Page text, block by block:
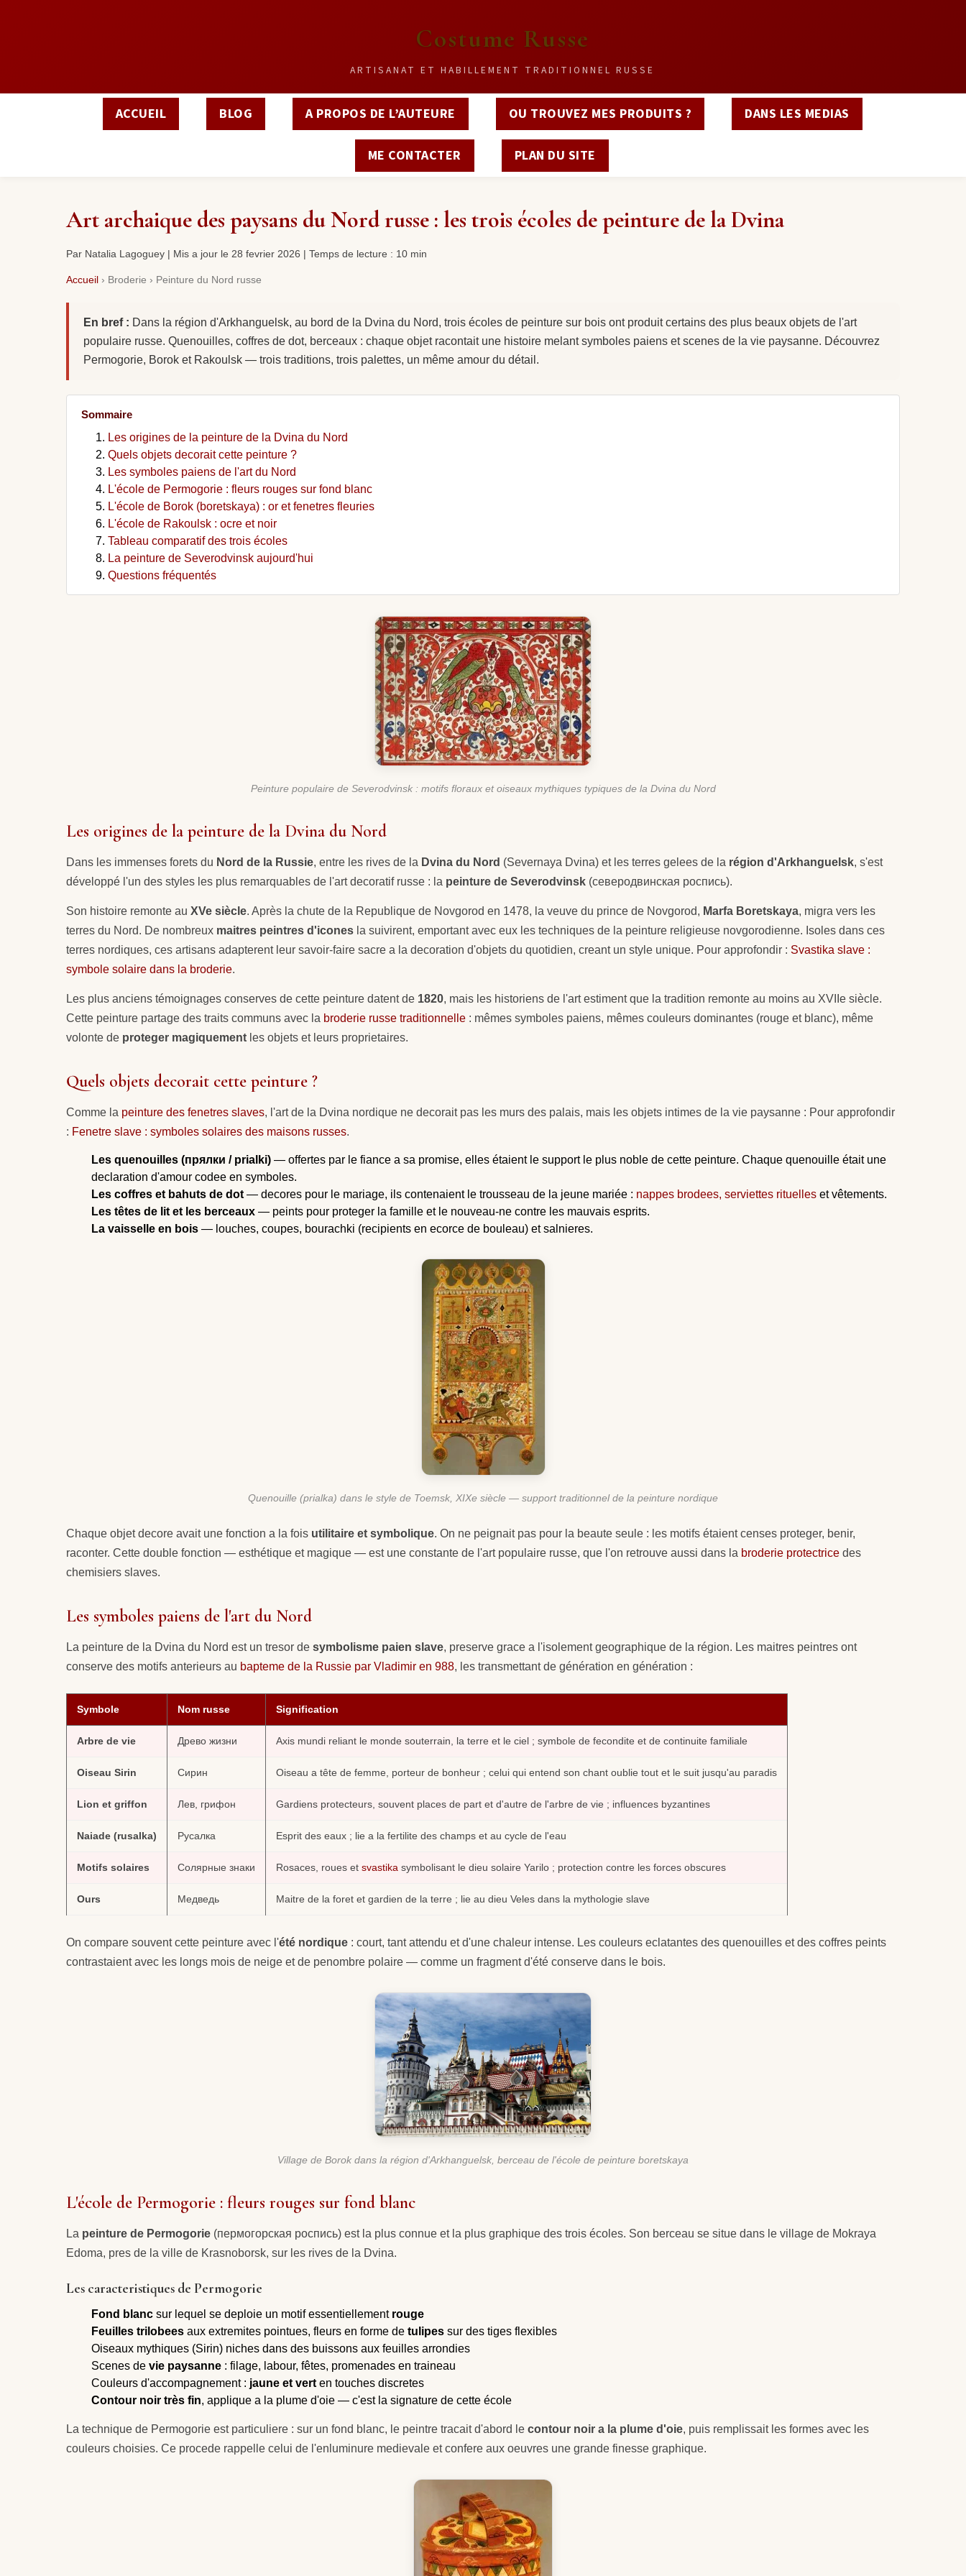
Costume Russe
ARTISANAT ET HABILLEMENT TRADITIONNEL RUSSE
ACCUEIL BLOG A PROPOS DE L’AUTEURE OU TROUVEZ MES PRODUITS ? DANS LES MEDIAS
ME CONTACTER PLAN DU SITE
Art archaique des paysans du Nord russe : les trois écoles de peinture de la Dvina
Par Natalia Lagoguey | Mis a jour le 28 fevrier 2026 | Temps de lecture : 10 min
Accueil › Broderie › Peinture du Nord russe
En bref : Dans la région d'Arkhanguelsk, au bord de la Dvina du Nord, trois écoles de peinture sur bois ont produit certains des plus beaux objets de l'art
populaire russe. Quenouilles, coffres de dot, berceaux : chaque objet racontait une histoire melant symboles paiens et scenes de la vie paysanne. Découvrez
Permogorie, Borok et Rakoulsk — trois traditions, trois palettes, un même amour du détail.
Sommaire
Les origines de la peinture de la Dvina du Nord
Quels objets decorait cette peinture ?
Les symboles paiens de l'art du Nord
L'école de Permogorie : fleurs rouges sur fond blanc
L'école de Borok (boretskaya) : or et fenetres fleuries
L'école de Rakoulsk : ocre et noir
Tableau comparatif des trois écoles
La peinture de Severodvinsk aujourd'hui
Questions fréquentés
Peinture populaire de Severodvinsk : motifs floraux et oiseaux mythiques typiques de la Dvina du Nord
Les origines de la peinture de la Dvina du Nord
Dans les immenses forets du Nord de la Russie, entre les rives de la Dvina du Nord (Severnaya Dvina) et les terres gelees de la région d'Arkhanguelsk, s'est
développé l'un des styles les plus remarquables de l'art decoratif russe : la peinture de Severodvinsk (северодвинская роспись).
Son histoire remonte au XVe siècle. Après la chute de la Republique de Novgorod en 1478, la veuve du prince de Novgorod, Marfa Boretskaya, migra vers les
terres du Nord. De nombreux maitres peintres d'icones la suivirent, emportant avec eux les techniques de la peinture religieuse novgorodienne. Isoles dans ces
terres nordiques, ces artisans adapterent leur savoir-faire sacre a la decoration d'objets du quotidien, creant un style unique. Pour approfondir : Svastika slave :
symbole solaire dans la broderie.
Les plus anciens témoignages conserves de cette peinture datent de 1820, mais les historiens de l'art estiment que la tradition remonte au moins au XVIIe siècle.
Cette peinture partage des traits communs avec la broderie russe traditionnelle : mêmes symboles paiens, mêmes couleurs dominantes (rouge et blanc), même
volonte de proteger magiquement les objets et leurs proprietaires.
Quels objets decorait cette peinture ?
Comme la peinture des fenetres slaves, l'art de la Dvina nordique ne decorait pas les murs des palais, mais les objets intimes de la vie paysanne : Pour approfondir
: Fenetre slave : symboles solaires des maisons russes.
Les quenouilles (прялки / prialki) — offertes par le fiance a sa promise, elles étaient le support le plus noble de cette peinture. Chaque quenouille était une
declaration d'amour codee en symboles.
Les coffres et bahuts de dot — decores pour le mariage, ils contenaient le trousseau de la jeune mariée : nappes brodees, serviettes rituelles et vêtements.
Les têtes de lit et les berceaux — peints pour proteger la famille et le nouveau-ne contre les mauvais esprits.
La vaisselle en bois — louches, coupes, bourachki (recipients en ecorce de bouleau) et salnieres.
Quenouille (prialka) dans le style de Toemsk, XIXe siècle — support traditionnel de la peinture nordique
Chaque objet decore avait une fonction a la fois utilitaire et symbolique. On ne peignait pas pour la beaute seule : les motifs étaient censes proteger, benir,
raconter. Cette double fonction — esthétique et magique — est une constante de l'art populaire russe, que l'on retrouve aussi dans la broderie protectrice des
chemisiers slaves.
Les symboles paiens de l'art du Nord
La peinture de la Dvina du Nord est un tresor de symbolisme paien slave, preserve grace a l'isolement geographique de la région. Les maitres peintres ont
conserve des motifs anterieurs au bapteme de la Russie par Vladimir en 988, les transmettant de génération en génération :
Symbole Nom russe Signification
Arbre de vie Древо жизни Axis mundi reliant le monde souterrain, la terre et le ciel ; symbole de fecondite et de continuite familiale
Oiseau Sirin Сирин Oiseau a tête de femme, porteur de bonheur ; celui qui entend son chant oublie tout et le suit jusqu'au paradis
Lion et griffon Лев, грифон Gardiens protecteurs, souvent places de part et d'autre de l'arbre de vie ; influences byzantines
Naiade (rusalka) Русалка Esprit des eaux ; lie a la fertilite des champs et au cycle de l'eau
Motifs solaires Солярные знаки Rosaces, roues et svastika symbolisant le dieu solaire Yarilo ; protection contre les forces obscures
Ours Медведь Maitre de la foret et gardien de la terre ; lie au dieu Veles dans la mythologie slave
On compare souvent cette peinture avec l'été nordique : court, tant attendu et d'une chaleur intense. Les couleurs eclatantes des quenouilles et des coffres peints
contrastaient avec les longs mois de neige et de penombre polaire — comme un fragment d'été conserve dans le bois.
Village de Borok dans la région d'Arkhanguelsk, berceau de l'école de peinture boretskaya
L'école de Permogorie : fleurs rouges sur fond blanc
La peinture de Permogorie (пермогорская роспись) est la plus connue et la plus graphique des trois écoles. Son berceau se situe dans le village de Mokraya
Edoma, pres de la ville de Krasnoborsk, sur les rives de la Dvina.
Les caracteristiques de Permogorie
Fond blanc sur lequel se deploie un motif essentiellement rouge
Feuilles trilobees aux extremites pointues, fleurs en forme de tulipes sur des tiges flexibles
Oiseaux mythiques (Sirin) niches dans des buissons aux feuilles arrondies
Scenes de vie paysanne : filage, labour, fêtes, promenades en traineau
Couleurs d'accompagnement : jaune et vert en touches discretes
Contour noir très fin, applique a la plume d'oie — c'est la signature de cette école
La technique de Permogorie est particuliere : sur un fond blanc, le peintre tracait d'abord le contour noir a la plume d'oie, puis remplissait les formes avec les
couleurs choisies. Ce procede rappelle celui de l'enluminure medievale et confere aux oeuvres une grande finesse graphique.